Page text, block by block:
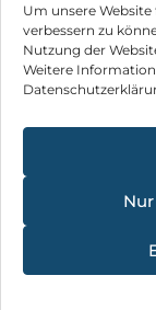
Um unsere
verbessern zu
Nutzung der
Weitere
Impressum
Hinweis zur
Newsletter